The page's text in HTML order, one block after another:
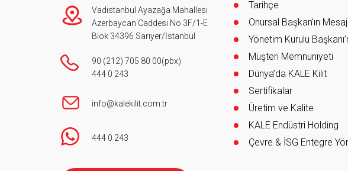
Vadistanbul Ayazağa Mahallesi
Azerbaycan Caddesi No 3F/1-E
Blok 34396 Sarıyer/İstanbul
90 (212) 705 80 00(pbx)
444 0 243
info@kalekilit.com.tr
444 0 243
Tarihçe
Onursal Başkan'ın Mesajı
Yönetim Kurulu
Müşteri Memnuniyeti
Dünya’da KALE Kilit
Sertifikalar
Üretim ve Kalite
KALE Endüstri Holding
Çevre & İSG Entegre